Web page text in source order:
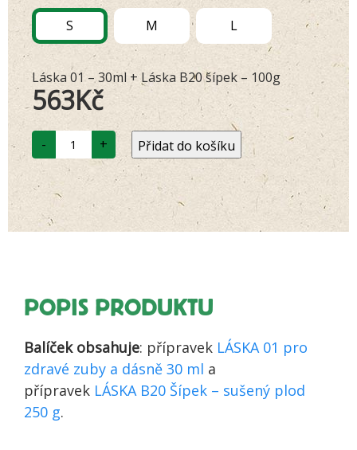
S M L
Láska 01 – 30ml + Láska B20 šípek – 100g
563Kč
- Zvýhodněný
set
Láska
01
Láska
B20
-
péče
množství
+ Přidat do košíku
POPIS PRODUKTU
Balíček obsahuje: přípravek LÁSKA 01 pro
zdravé zuby a dásně 30 ml a
přípravek LÁSKA B20 Šípek – sušený plod
250 g.